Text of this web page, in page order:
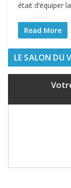
était d’équiper la
Read More
LE SALON DU